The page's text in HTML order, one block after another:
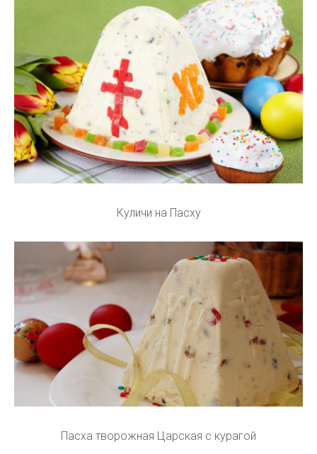
Куличи на Пасху
Пасха творожная Царская с курагой